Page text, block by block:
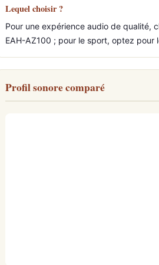
Lequel choisir ?
Pour une expérience audio de qualité,
EAH-AZ100 ; pour le sport, optez pour
Profil sonore comparé